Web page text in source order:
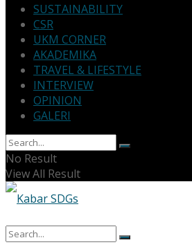
SUSTAINABILITY
CSR
UKM CORNER
AKADEMIKA
TRAVEL & LIFESTYLE
INTERVIEW
OPINION
GALERI
No Result
View All Result